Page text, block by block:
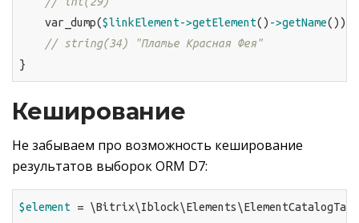
    var_dump(
$linkElement->getElement() ->getName());
// string(34) "Платье Красная Фея"
}
Кеширование
Не забываем про возможность кеширование
результатов выборок ORM D7:
$element =